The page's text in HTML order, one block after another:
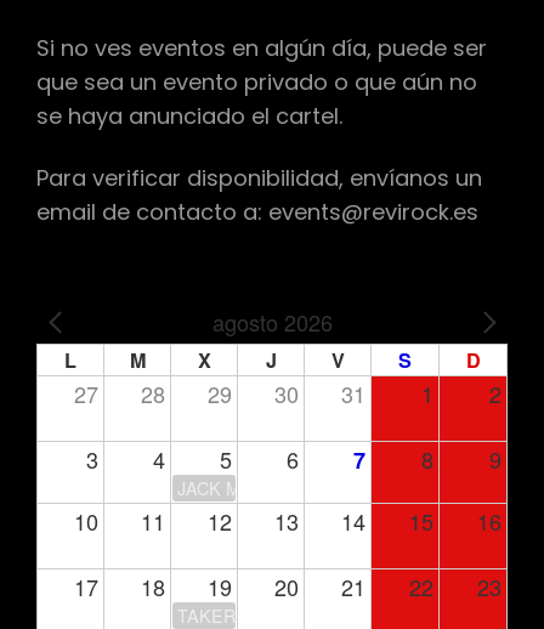
Si no ves eventos en algún día, puede ser
que sea un evento privado o que aún no
se haya anunciado el cartel.
Para verificar disponibilidad, envíanos un
email de contacto a: events@revirock.es
agosto 2026
L M X J V S D
27 28 29 30 31 1 2
3 4 5 6 7 8 9
JACK MOORE
10 11 12 13 14 15 16
17 18 19 20 21 22 23
TAKERU’S CLUB HOUSE